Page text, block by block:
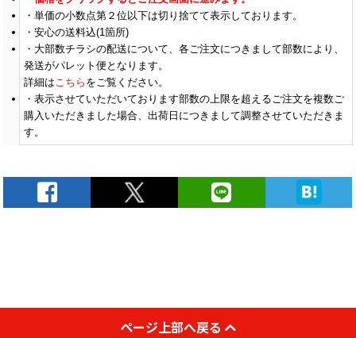
単価の小数点第２位以下は切り捨てて表示しております。
安心の送料込(1箇所)
大部数チラシの配送について、各ご注文につきまして部数により、
発送がパレット便となります。
詳細は こちら をご覧ください。
表示させていただいております部数の上限を超えるご注文を複数ご
購入いただきました場合、出荷日につきまして調整させていただきま
す。
ページ上部へ戻る